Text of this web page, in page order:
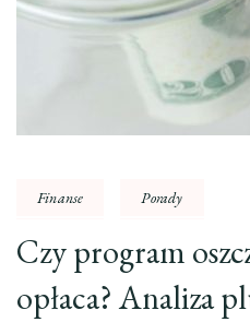
Finanse Porady
Czy program
opłaca? Analiza